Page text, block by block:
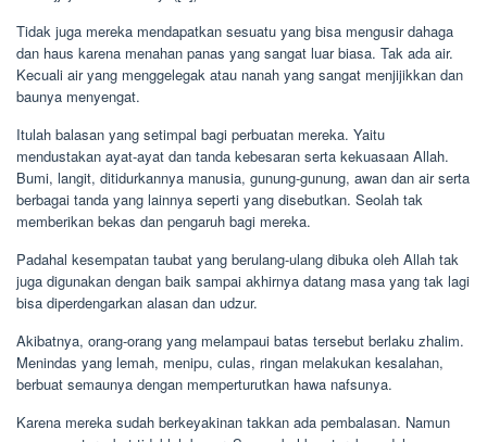
Tidak juga mereka mendapatkan sesuatu yang bisa mengusir dahaga
dan haus karena menahan panas yang sangat luar biasa. Tak ada air.
Kecuali air yang menggelegak atau nanah yang sangat menjijikkan dan
baunya menyengat.
Itulah balasan yang setimpal bagi perbuatan mereka. Yaitu
mendustakan ayat-ayat dan tanda kebesaran serta kekuasaan Allah.
Bumi, langit, ditidurkannya manusia, gunung-gunung, awan dan air serta
berbagai tanda yang lainnya seperti yang disebutkan. Seolah tak
memberikan bekas dan pengaruh bagi mereka.
Padahal kesempatan taubat yang berulang-ulang dibuka oleh Allah tak
juga digunakan dengan baik sampai akhirnya datang masa yang tak lagi
bisa diperdengarkan alasan dan udzur.
Akibatnya, orang-orang yang melampaui batas tersebut berlaku zhalim.
Menindas yang lemah, menipu, culas, ringan melakukan kesalahan,
berbuat semaunya dengan memperturutkan hawa nafsunya.
Karena mereka sudah berkeyakinan takkan ada pembalasan. Namun